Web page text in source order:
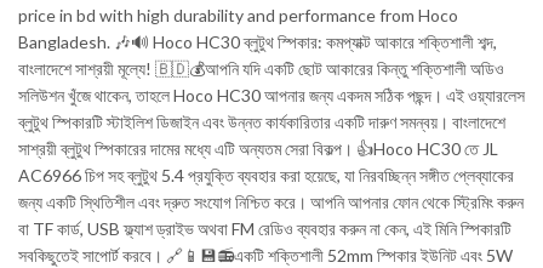
price in bd with high durability and performance from Hoco
Bangladesh. 🎶🔊 Hoco HC30 ব্লুটুথ স্পিকার: কমপ্যাক্ট আকারে শক্তিশালী শব্দ,
বাংলাদেশে সাশ্রয়ী মূল্যে! 🇧🇩💰আপনি যদি একটি ছোট আকারের কিন্তু শক্তিশালী অডিও
সলিউশন খুঁজে থাকেন, তাহলে Hoco HC30 আপনার জন্য একদম সঠিক পছন্দ। এই ওয়্যারলেস
ব্লুটুথ স্পিকারটি স্টাইলিশ ডিজাইন এবং উন্নত কার্যকারিতার একটি দারুণ সমন্বয়। বাংলাদেশে
সাশ্রয়ী ব্লুটুথ স্পিকারের দামের মধ্যে এটি অন্যতম সেরা বিকল্প। 👍Hoco HC30 তে JL
AC6966 চিপ সহ ব্লুটুথ 5.4 প্রযুক্তি ব্যবহার করা হয়েছে, যা নিরবচ্ছিন্ন সঙ্গীত প্লেব্যাকের
জন্য একটি স্থিতিশীল এবং দ্রুত সংযোগ নিশ্চিত করে। আপনি আপনার ফোন থেকে স্ট্রিমিং করুন
বা TF কার্ড, USB ফ্ল্যাশ ড্রাইভ অথবা FM রেডিও ব্যবহার করুন না কেন, এই মিনি স্পিকারটি
সবকিছুতেই সাপোর্ট করবে। 🔗📱💾📻একটি শক্তিশালী 52mm স্পিকার ইউনিট এবং 5W